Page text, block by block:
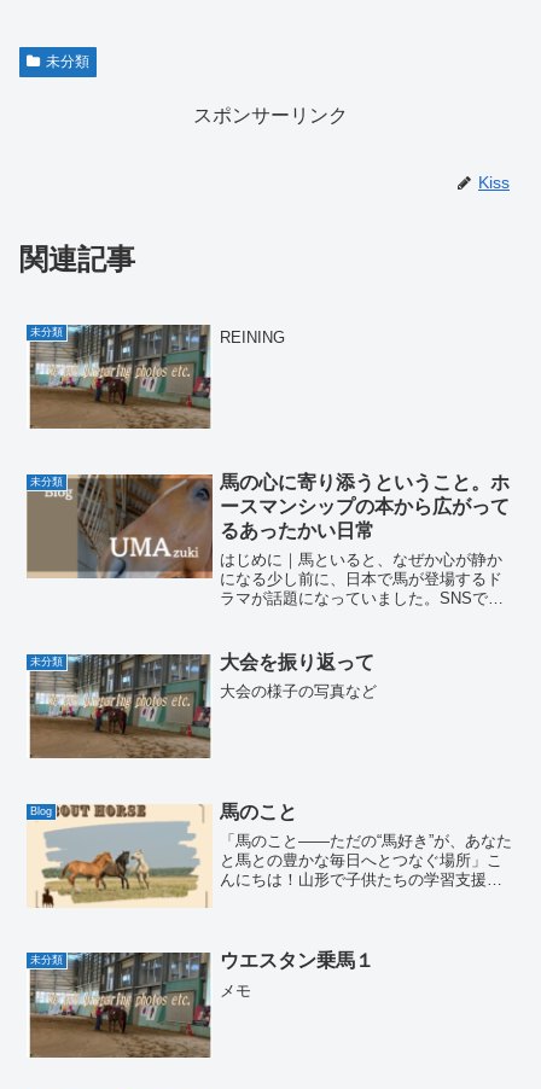
未分類
スポンサーリンク
Kiss
関連記事
未分類 REINING
未分類
馬の心に寄り添うということ。ホ
ースマンシップの本から広がって
るあったかい日常
はじめに｜馬といると、なぜか心が静か
になる少し前に、日本で馬が登場するド
ラマが話題になっていました。SNSでも
ろん、馬は本当にかわいい。でも、馬の
魅力って、それだけでは...
未分類 大会を振り返って
大会の様子の写真など
Blog 馬のこと
「馬のこと――ただの“馬好き”が、あなた
と馬との豊かな毎日へとつなぐ場所」こ
んにちは！山形で子供たちの学習支援員
ますが、私は“馬の...
未分類 ウエスタン乗馬１
メモ